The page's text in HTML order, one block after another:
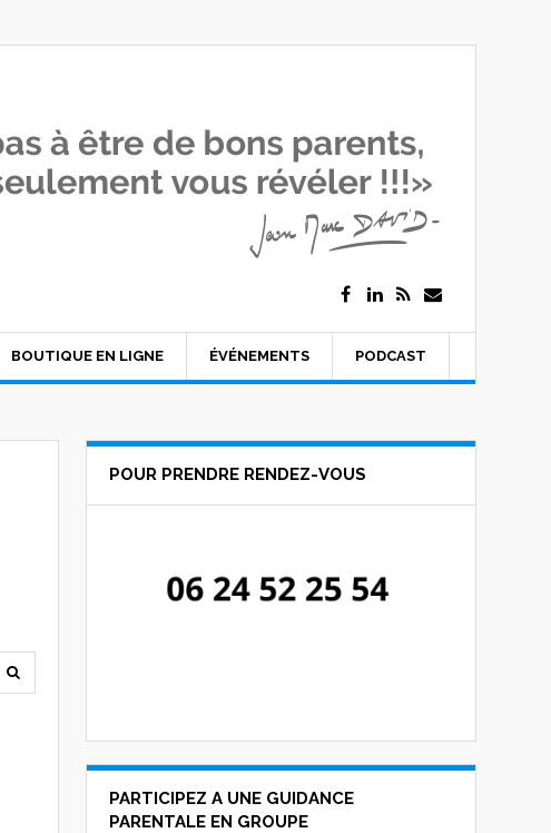
BOUTIQUE EN LIGNE ÉVÉNEMENTS PODCAST
POUR PRENDRE RENDEZ-VOUS
PARTICIPEZ A UNE GUIDANCE
PARENTALE EN GROUPE